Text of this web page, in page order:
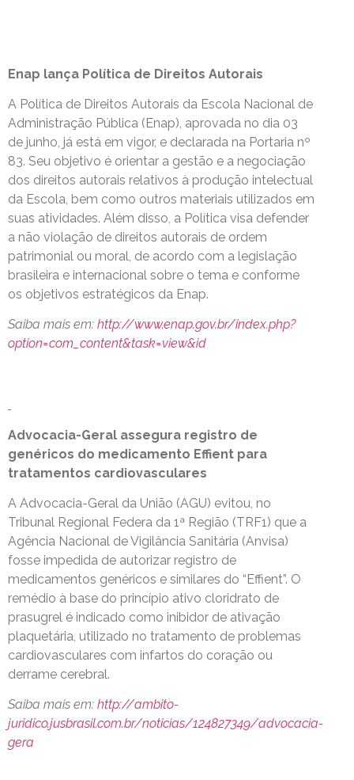
Enap lança Política de Direitos Autorais
A Política de Direitos Autorais da Escola Nacional de
Administração Pública (Enap), aprovada no dia 03
de junho, já está em vigor, e declarada na Portaria nº
83. Seu objetivo é orientar a gestão e a negociação
dos direitos autorais relativos à produção intelectual
da Escola, bem como outros materiais utilizados em
suas atividades. Além disso, a Política visa defender
a não violação de direitos autorais de ordem
patrimonial ou moral, de acordo com a legislação
brasileira e internacional sobre o tema e conforme
os objetivos estratégicos da Enap.
Saiba mais em: http://www.enap.gov.br/index.php?
option=com_content&task=view&id
Advocacia-Geral assegura registro de
genéricos do medicamento Effient para
tratamentos cardiovasculares
A Advocacia-Geral da União (AGU) evitou, no
Tribunal Regional Federa da 1ª Região (TRF1) que a
Agência Nacional de Vigilância Sanitária (Anvisa)
fosse impedida de autorizar registro de
medicamentos genéricos e similares do “Effient”. O
remédio à base do princípio ativo cloridrato de
prasugrel é indicado como inibidor de ativação
plaquetária, utilizado no tratamento de problemas
cardiovasculares com infartos do coração ou
derrame cerebral.
Saiba mais em: http://ambito-
juridico.jusbrasil.com.br/noticias/124827349/advocacia-
gera